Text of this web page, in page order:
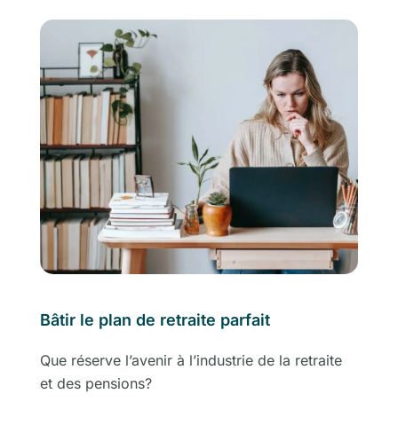
Bâtir le plan de retraite parfait
Que réserve l’avenir à l’industrie de la retraite
et des pensions?